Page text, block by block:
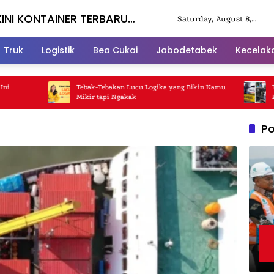
KONTAINER TERBARU
Saturday, August 8,
Truk Logistik Bea Cukai Jabodetabek
Tebak-Tebakan Lucu Logika yang Bikin Kamu
Mikir tapi Ngakak
Parah